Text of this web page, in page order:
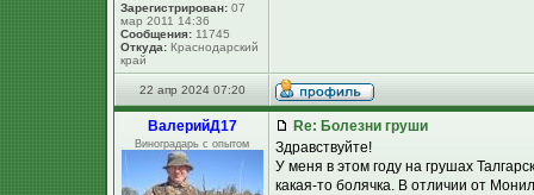
Зарегистрирован: 07
мар 2011 14:36
Сообщения: 11745
Откуда: Краснодарский
край
22 апр 2024 07:20
ВалерийД17
Виноградарь с опытом
Re: Болезни груши
Здравствуйте!
У меня в этом году на грушах
какая-то болячка. В отличии от